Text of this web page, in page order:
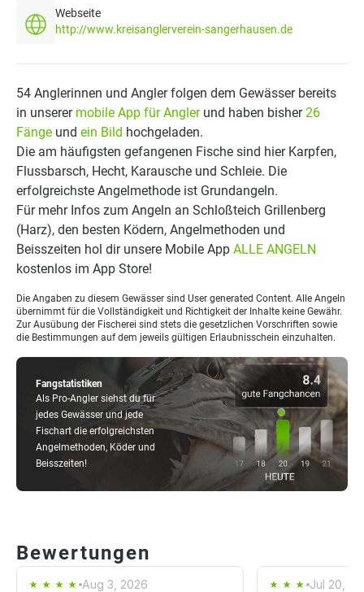
Webseite
http://www.kreisanglerverein-sangerhausen.de
Fangstatistiken
Als Pro-Angler siehst du für
jedes Gewässer und jede
Fischart die erfolgreichsten
Angelmethoden, Köder und
Beisszeiten!
54 Anglerinnen und Angler folgen dem Gewässer bereits
in unserer mobile App für Anglerund haben bisher26
Fänge und ein Bild hochgeladen.
Die am häufigsten gefangenen Fische sind hier Karpfen,
Flussbarsch, Hecht, Karausche und Schleie. Die
erfolgreichste Angelmethode ist Grundangeln.
Für mehr Infos zum Angeln an Schloßteich Grillenberg
(Harz), den besten Ködern, Angelmethoden und
Beisszeiten hol dir unsere Mobile App ALLE ANGELN
kostenlos im App Store!
Die Angaben zu diesem Gewässer sind User generated Content. Alle Angeln
übernimmt für die Vollständigkeit und Richtigkeit der Inhalte keine Gewähr.
Zur Ausübung der Fischerei sind stets die gesetzlichen Vorschriften sowie
die Bestimmungen auf dem jeweils gültigen Erlaubnisschein einzuhalten.
Bewertungen
Aug 3, 2026 Jul 20,